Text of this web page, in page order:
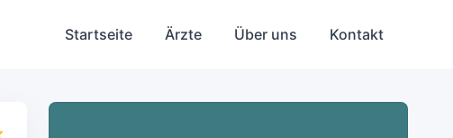
Startseite Ärzte Über uns Kontakt